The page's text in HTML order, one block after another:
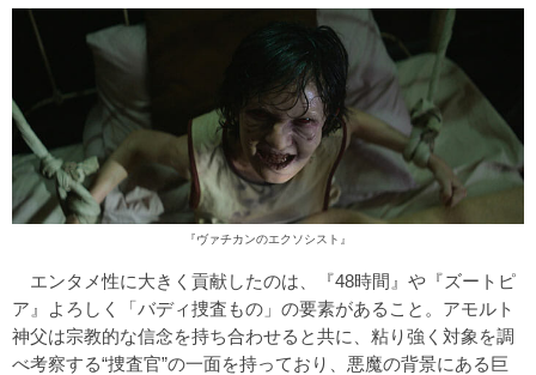
『ヴァチカンのエクソシスト』
エンタメ性に大きく貢献したのは、『48時間』や『ズートピ
ア』よろしく「バディ捜査もの」の要素があること。アモルト
神父は宗教的な信念を持ち合わせると共に、粘り強く対象を調
べ考察する“捜査官”の一面を持っており、悪魔の背景にある巨